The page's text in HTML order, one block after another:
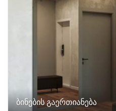
ბინების გაერთიანება